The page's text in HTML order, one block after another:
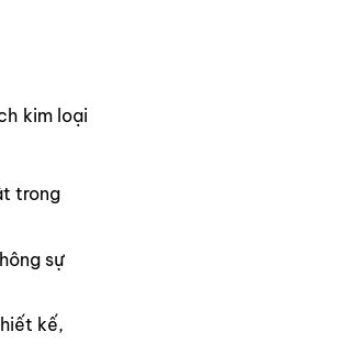
kim loại
trong
sự
kế,